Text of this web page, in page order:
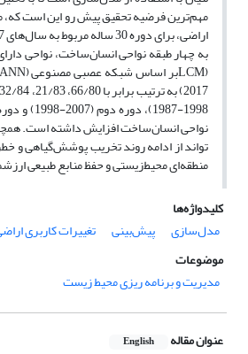
مهم‌ترین فرضیه‌ تحقیق پیش رو این است
به چهار طبقه‌ نواحی انسان‌ساخت، نواحی
تواند از ادامه‌ روند تخریب پوشش‌گیاهی و
منطقه‌ای محیط‌زیستی و حفظ منابع طبیعی
کلیدواژه‌ها
مدل‌سازی
پیش‌بینی تغییرات کاربری
موضوعات
مدیریت و برنامه ریزی محیط زیست
عنوان مقاله English